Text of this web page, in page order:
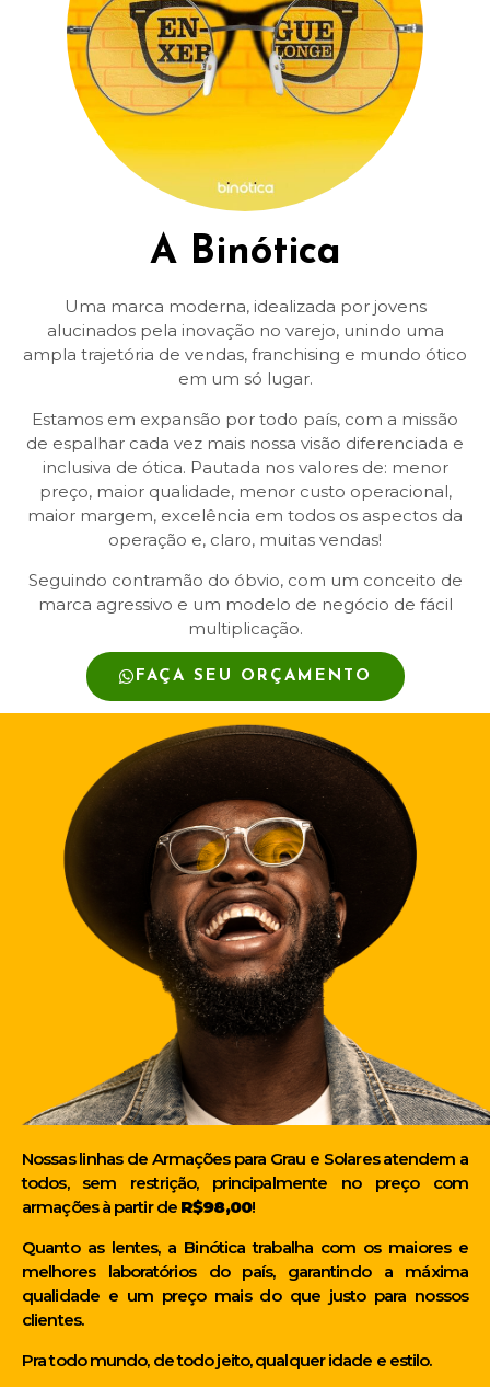
A Binótica
Uma marca moderna, idealizada por jovens
alucinados pela inovação no varejo, unindo uma
ampla trajetória de vendas, franchising e mundo ótico
em um só lugar.
Estamos em expansão por todo país, com a missão
de espalhar cada vez mais nossa visão diferenciada e
inclusiva de ótica. Pautada nos valores de: menor
preço, maior qualidade, menor custo operacional,
maior margem, excelência em todos os aspectos da
operação e, claro, muitas vendas!
Seguindo contramão do óbvio, com um conceito de
marca agressivo e um modelo de negócio de fácil
multiplicação.
FAÇA SEU ORÇAMENTO
Nossas linhas de Armações para Grau e Solares atendem a
todos, sem restrição, principalmente no preço com
armações à partir de R$98,00!
Quanto as lentes, a Binótica trabalha com os maiores e
melhores laboratórios do país, garantindo a máxima
qualidade e um preço mais do que justo para nossos
clientes.
Pra todo mundo, de todo jeito, qualquer idade e estilo.